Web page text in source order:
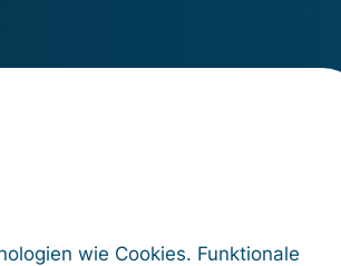
wie Cookies. Funktionale